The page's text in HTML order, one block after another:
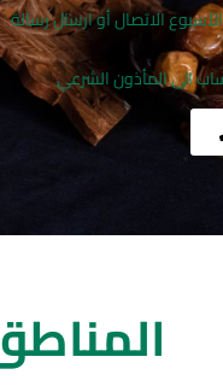
الاتصال أو ارسال رسالة
الى المأذون الشرعي